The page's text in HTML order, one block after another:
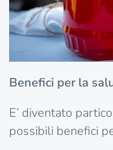
Benefici per la
E’ diventato
possibili benefici